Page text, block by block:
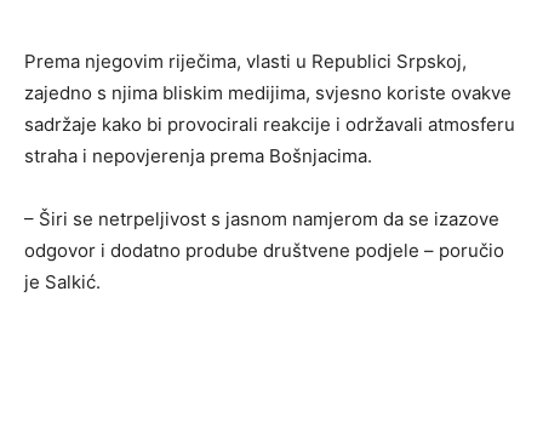
Prema njegovim riječima, vlasti u Republici Srpskoj,
zajedno s njima bliskim medijima, svjesno koriste ovakve
sadržaje kako bi provocirali reakcije i održavali atmosferu
straha i nepovjerenja prema Bošnjacima.
– Širi se netrpeljivost s jasnom namjerom da se izazove
odgovor i dodatno prodube društvene podjele – poručio
je Salkić.